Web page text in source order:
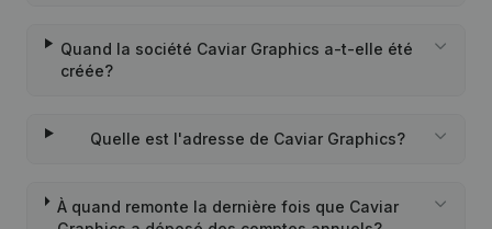
Quand la société Caviar Graphics a-t-elle été
créée?
Quelle est l'adresse de Caviar Graphics?
À quand remonte la dernière fois que Caviar